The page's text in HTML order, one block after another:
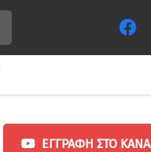
ΕΓΓΡΑΦΉ ΣΤΟ